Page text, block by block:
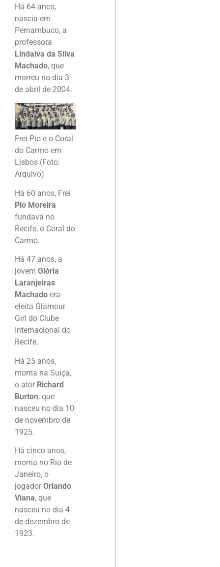
Há 64 anos,
nascia em
Pernambuco, a
professora
Lindalva da Silva
Machado, que
morreu no dia 3
de abril de 2004.
Frei Pio e o Coral
do Carmo em
Lisbos (Foto:
Arquivo)
Há 60 anos, Frei
Pio Moreira
fundava no
Recife, o Coral do
Carmo.
Há 47 anos, a
jovem Glória
Laranjeiras
Machado era
eleita Glamour
Girl do Clube
Internacional do
Recife.
Há 25 anos,
morria na Suíça,
o ator Richard
Burton, que
nasceu no dia 10
de novembro de
1925.
Há cinco anos,
morria no Rio de
Janeiro, o
jogador Orlando
Viana, que
nasceu no dia 4
de dezembro de
1923.